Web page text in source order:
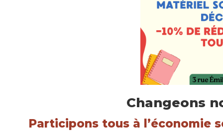
Nos équipes en action
Nos ventes exceptionnelles du samedi ! Nous
Petit et Gros Électroménager Politique de
Validation de la commandeChangeons
Participons tous à l’économie